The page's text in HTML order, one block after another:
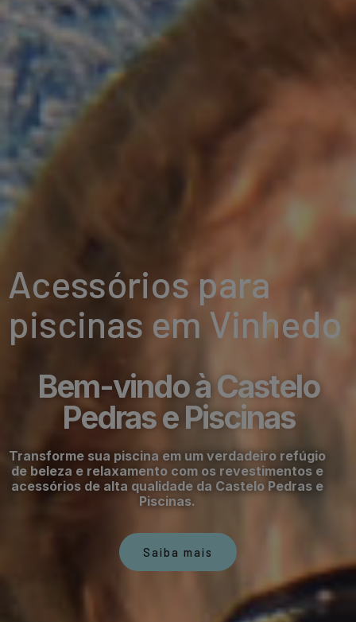
Acessórios para
piscinas em Vinhedo
Bem-vindo à Castelo
Pedras e Piscinas
Transforme sua piscina em um verdadeiro refúgio
de beleza e relaxamento com os revestimentos e
acessórios de alta qualidade da Castelo Pedras e
Piscinas.
Saiba mais